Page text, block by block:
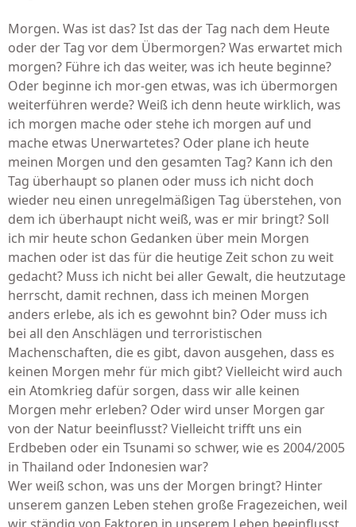
Morgen. Was ist das? Ist das der Tag nach dem Heute
oder der Tag vor dem Übermorgen? Was erwartet mich
morgen? Führe ich das weiter, was ich heute beginne?
Oder beginne ich mor-gen etwas, was ich übermorgen
weiterführen werde? Weiß ich denn heute wirklich, was
ich morgen mache oder stehe ich morgen auf und
mache etwas Unerwartetes? Oder plane ich heute
meinen Morgen und den gesamten Tag? Kann ich den
Tag überhaupt so planen oder muss ich nicht doch
wieder neu einen unregelmäßigen Tag überstehen, von
dem ich überhaupt nicht weiß, was er mir bringt? Soll
ich mir heute schon Gedanken über mein Morgen
machen oder ist das für die heutige Zeit schon zu weit
gedacht? Muss ich nicht bei aller Gewalt, die heutzutage
herrscht, damit rechnen, dass ich meinen Morgen
anders erlebe, als ich es gewohnt bin? Oder muss ich
bei all den Anschlägen und terroristischen
Machenschaften, die es gibt, davon ausgehen, dass es
keinen Morgen mehr für mich gibt? Vielleicht wird auch
ein Atomkrieg dafür sorgen, dass wir alle keinen
Morgen mehr erleben? Oder wird unser Morgen gar
von der Natur beeinflusst? Vielleicht trifft uns ein
Erdbeben oder ein Tsunami so schwer, wie es 2004/2005
in Thailand oder Indonesien war?
Wer weiß schon, was uns der Morgen bringt? Hinter
unserem ganzen Leben stehen große Fragezeichen, weil